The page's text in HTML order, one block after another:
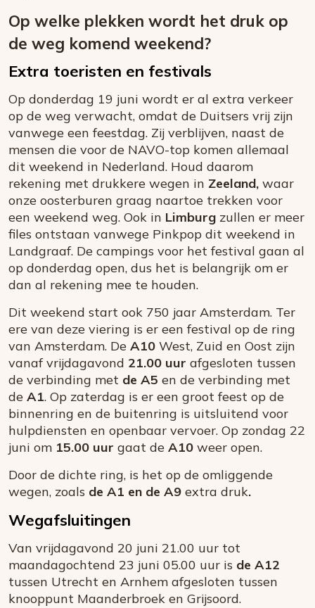
Op welke plekken wordt het druk op
de weg komend weekend?
Extra toeristen en festivals
Op donderdag 19 juni wordt er al extra verkeer
op de weg verwacht, omdat de Duitsers vrij zijn
vanwege een feestdag. Zij verblijven, naast de
mensen die voor de NAVO-top komen allemaal
dit weekend in Nederland. Houd daarom
rekening met drukkere wegen in Zeeland, waar
onze oosterburen graag naartoe trekken voor
een weekend weg. Ook in Limburg zullen er meer
files ontstaan vanwege Pinkpop dit weekend in
Landgraaf. De campings voor het festival gaan al
op donderdag open, dus het is belangrijk om er
dan al rekening mee te houden.
Dit weekend start ook 750 jaar Amsterdam. Ter
ere van deze viering is er een festival op de ring
van Amsterdam. De A10 West, Zuid en Oost zijn
vanaf vrijdagavond 21.00 uur afgesloten tussen
de verbinding met de A5 en de verbinding met
de A1. Op zaterdag is er een groot feest op de
binnenring en de buitenring is uitsluitend voor
hulpdiensten en openbaar vervoer. Op zondag 22
juni om 15.00 uur gaat de A10 weer open.
Door de dichte ring, is het op de omliggende
wegen, zoals de A1 en de A9 extra druk.
Wegafsluitingen
Van vrijdagavond 20 juni 21.00 uur tot
maandagochtend 23 juni 05.00 uur is de A12
tussen Utrecht en Arnhem afgesloten tussen
knooppunt Maanderbroek en Grijsoord.